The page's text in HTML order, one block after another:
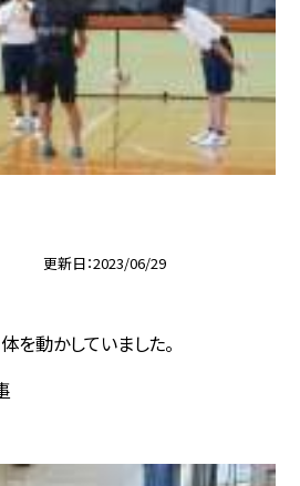
更新日 2023/06/29
を動かしていました。